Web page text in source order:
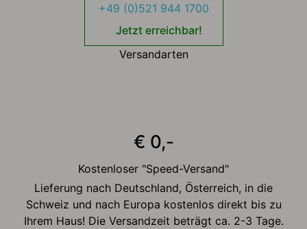
+49 (0)521 944 1700
Jetzt erreichbar!
Versandarten
€ 0,-
Kostenloser "Speed-Versand"
Lieferung nach Deutschland, Österreich, in die
Schweiz und nach Europa kostenlos direkt bis zu
Ihrem Haus! Die Versandzeit beträgt ca. 2-3 Tage.